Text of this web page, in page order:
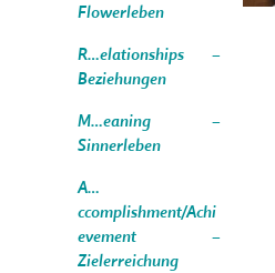
Flowerleben
R…elationships –
Beziehungen
M…eaning –
Sinnerleben
A…
ccomplishment/Achi
evement –
Zielerreichung